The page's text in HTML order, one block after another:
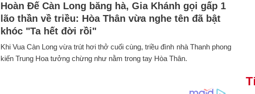
Hoàn Đế Càn Long băng hà, Gia Khánh gọi gấp 1
lão thần về triều: Hòa Thân vừa nghe tên đã bật
khóc "Ta hết đời rồi"
Khi Vua Càn Long vừa trút hơi thở cuối cùng, triều đình nhà Thanh phong
kiến Trung Hoa tưởng chừng như nằm trong tay Hòa Thân.